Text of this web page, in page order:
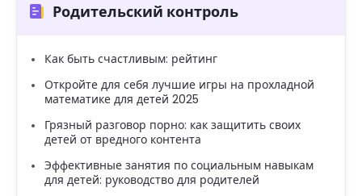
Родительский контроль
Как быть счастливым: рейтинг
Откройте для себя лучшие игры на прохладной
математике для детей 2025
Грязный разговор порно: как защитить своих
детей от вредного контента
Эффективные занятия по социальным навыкам
для детей: руководство для родителей